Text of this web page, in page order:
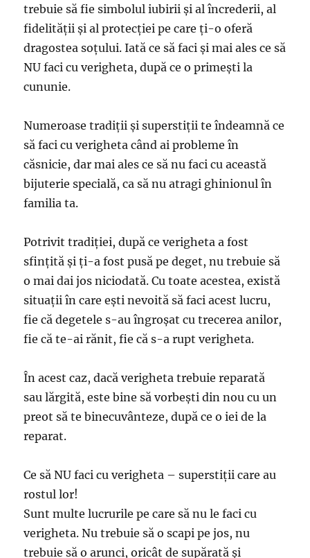
trebuie să fie simbolul iubirii și al încrederii, al
fidelității și al protecției pe care ți-o oferă
dragostea soțului. Iată ce să faci și mai ales ce să
NU faci cu verigheta, după ce o primești la
cununie.
Numeroase tradiții și superstiții te îndeamnă ce
să faci cu verigheta când ai probleme în
căsnicie, dar mai ales ce să nu faci cu această
bijuterie specială, ca să nu atragi ghinionul în
familia ta.
Potrivit tradiției, după ce verigheta a fost
sfințită și ți-a fost pusă pe deget, nu trebuie să
o mai dai jos niciodată. Cu toate acestea, există
situații în care ești nevoită să faci acest lucru,
fie că degetele s-au îngroșat cu trecerea anilor,
fie că te-ai rănit, fie că s-a rupt verigheta.
În acest caz, dacă verigheta trebuie reparată
sau lărgită, este bine să vorbești din nou cu un
preot să te binecuvânteze, după ce o iei de la
reparat.
Ce să NU faci cu verigheta – superstiții care au
rostul lor!
Sunt multe lucrurile pe care să nu le faci cu
verigheta. Nu trebuie să o scapi pe jos, nu
trebuie să o arunci, oricât de supărată și